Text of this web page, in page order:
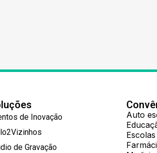
de Inovação
de Gravação
Auto